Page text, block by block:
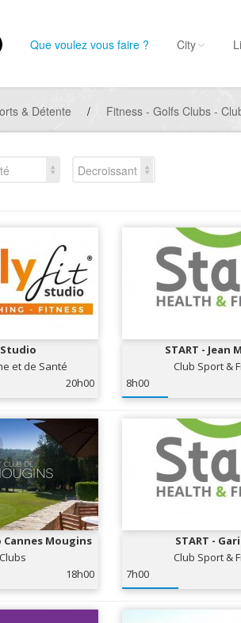
Que voulez vous faire ? City
& Détente / Fitness - Golfs Clubs -
Decroissant
et de Santé
20h00
START - Jean
Club Sport &
8h00
Mougins
18h00
START -
Club Sport &
7h00